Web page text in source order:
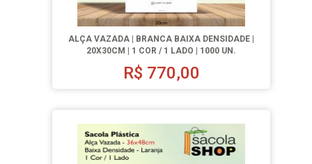
ALÇA VAZADA | BRANCA BAIXA DENSIDADE |
20X30CM | 1 COR / 1 LADO | 1000 UN.
R$ 770,00